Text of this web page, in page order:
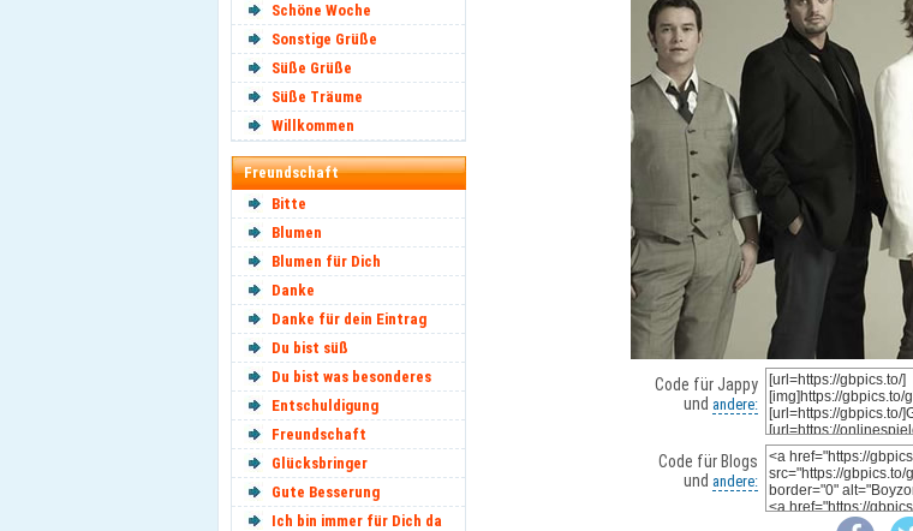
Schöne Woche
Sonstige Grüße
Süße Grüße
Süße Träume
Willkommen
Freundschaft
Bitte
Blumen
Blumen für Dich
Danke
Danke für dein Eintrag
Du bist süß
Du bist was besonderes
Entschuldigung
Freundschaft
Glücksbringer
Gute Besserung
Ich bin immer für Dich da
Code für Jappy
und andere:
Code für Blogs
und andere: